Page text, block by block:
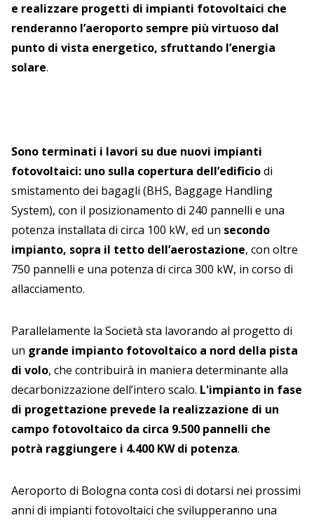
e realizzare progetti di impianti fotovoltaici che
renderanno l’aeroporto sempre più virtuoso dal
punto di vista energetico, sfruttando l’energia
solare.
Sono terminati i lavori su due nuovi impianti
fotovoltaici: uno sulla copertura dell’edificiodi
smistamento dei bagagli (BHS, Baggage Handling
System), con il posizionamento di 240 pannelli e una
potenza installata di circa 100 kW, ed un secondo
impianto, sopra il tetto dell’aerostazione, con oltre
750 pannelli e una potenza di circa 300 kW, in corso di
allacciamento.
Parallelamente la Società sta lavorando al progetto di
un grande impianto fotovoltaico a nord della pista
di volo, che contribuirà in maniera determinante alla
decarbonizzazione dell’intero scalo. L'impianto in fase
di progettazione prevede la realizzazione di un
campo fotovoltaico da circa 9.500 pannelli che
potrà raggiungere i 4.400 KW di potenza.
Aeroporto di Bologna conta così di dotarsi nei prossimi
anni di impianti fotovoltaici che svilupperanno una